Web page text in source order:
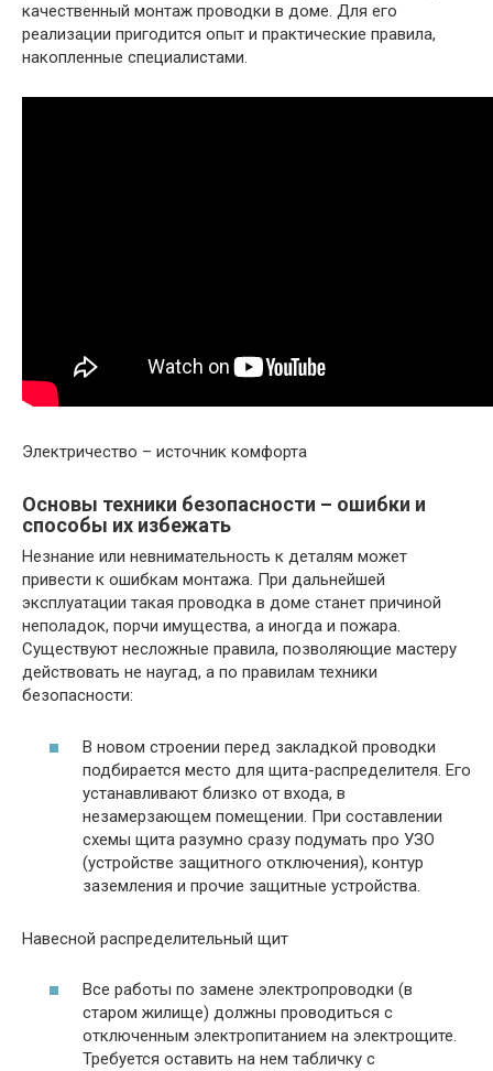
качественный монтаж проводки в доме. Для его
реализации пригодится опыт и практические правила,
накопленные специалистами.
Электричество – источник комфорта
Основы техники безопасности – ошибки и
способы их избежать
Незнание или невнимательность к деталям может
привести к ошибкам монтажа. При дальнейшей
эксплуатации такая проводка в доме станет причиной
неполадок, порчи имущества, а иногда и пожара.
Существуют несложные правила, позволяющие мастеру
действовать не наугад, а по правилам техники
безопасности:
В новом строении перед закладкой проводки
подбирается место для щита-распределителя. Его
устанавливают близко от входа, в
незамерзающем помещении. При составлении
схемы щита разумно сразу подумать про УЗО
(устройстве защитного отключения), контур
заземления и прочие защитные устройства.
Навесной распределительный щит
Все работы по замене электропроводки (в
старом жилище) должны проводиться с
отключенным электропитанием на электрощите.
Требуется оставить на нем табличку с